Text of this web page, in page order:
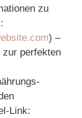
zu
) –
zur perfekten
Link: